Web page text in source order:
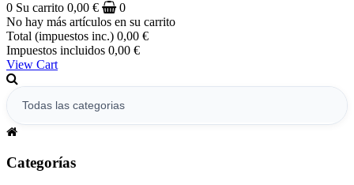
0 Su carrito 0,00 €
0
No hay más artículos en su carrito
Total (impuestos inc.) 0,00 €
Impuestos incluidos 0,00 €
View Cart
Categorías